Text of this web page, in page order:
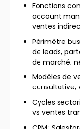
Fonctions
account
ventes
Périmètre
de leads,
de marché,
Modèles de
consultative,
Cycles
vs. ventes